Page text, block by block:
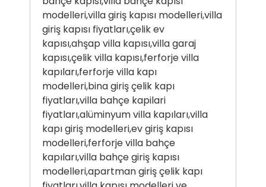
modelleri,villa giriş kapısı modelleri,villa
giriş kapısı fiyatları,çelik ev
kapısı,ahşap villa kapısı,villa garaj
kapısı,çelik villa kapısı,ferforje villa
kapıları,ferforje villa kapı
modelleri,bina giriş çelik kapı
fiyatları,villa bahçe kapilari
fiyatları,alüminyum villa kapıları,villa
kapı giriş modelleri,ev giriş kapısı
modelleri,ferforje villa bahçe
kapıları,villa bahçe giriş kapısı
modelleri,apartman giriş çelik kapı